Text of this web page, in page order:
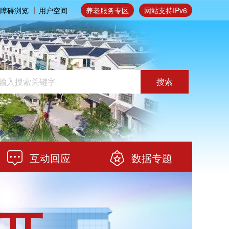
网站支持IPv6
养老服务专区
碍浏览 用户空间
搜索
互动回应 数据专题